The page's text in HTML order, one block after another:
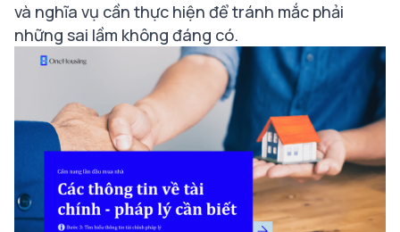
và nghĩa vụ cần thực hiện để tránh mắc phải
những sai lầm không đáng có.